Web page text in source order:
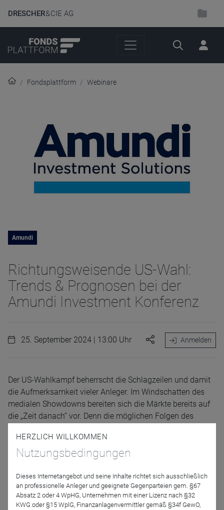
DRESCHER& CIE AG
Suche
Fondsplattform Webinare
Amundi
Richtungsweisende US-Wahl:
Trends & Prognosen bei der
Amundi Investment Konferenz
25. September 2024 | 13:00 Uhr Anmelden
Der US-Wahlkampf beherrscht die Schlagzeilen und damit
die Aufmerksamkeit vieler Anleger. Im Windschatten des
medialen Showdowns bereiten sich die Märkte bereits auf
die „Zeit danach” vor. Denn die möglichen Folgen des
Welche Auswirkungen könnten sich für die globalen
Finanzmärkte ergeben? Was bedeutet ein Sieg der
Demokraten oder Republikaner für Investoren? Und worauf
muss sich Europa und die europäische Wirtschaft
einstellen?
HERZLICH WILLKOMMEN
Nutzungsbedingungen
Dieses Internetangebot und seine Inhalte richtet sich ausschließlich
an professionelle Anleger und geeignete Gegenparteien gem. §67
Absatz 2 oder 4 WpHG, Unternehmen mit einer Lizenz nach §32
KWG oder §15 WplG, Finanzanlagenvermittler gemäß §34f GewO,